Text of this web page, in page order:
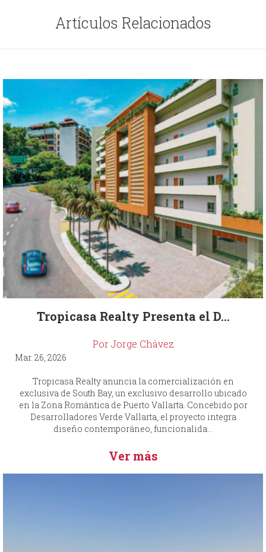
Artículos Relacionados
Tropicasa Realty Presenta el D...
Por Jorge Chávez
Mar. 26, 2026
Tropicasa Realty anuncia la comercialización en
exclusiva de South Bay, un exclusivo desarrollo ubicado
en la Zona Romántica de Puerto Vallarta. Concebido por
Desarrolladores Verde Vallarta, el proyecto integra
diseño contemporáneo, funcionalida...
Ver más